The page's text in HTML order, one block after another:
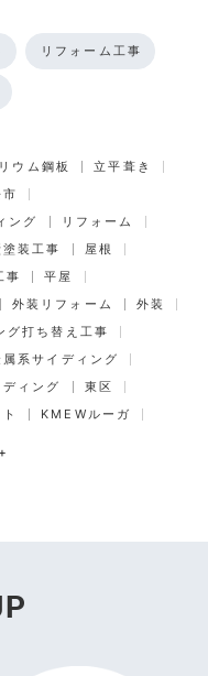
リフォーム工事
ウム鋼板
立平葺き
ング
リフォーム
装工事
屋根
事
平屋
外装リフォーム
外装
グ打ち替え工事
属系サイディング
ィング
東区
KMEWルーガ
+